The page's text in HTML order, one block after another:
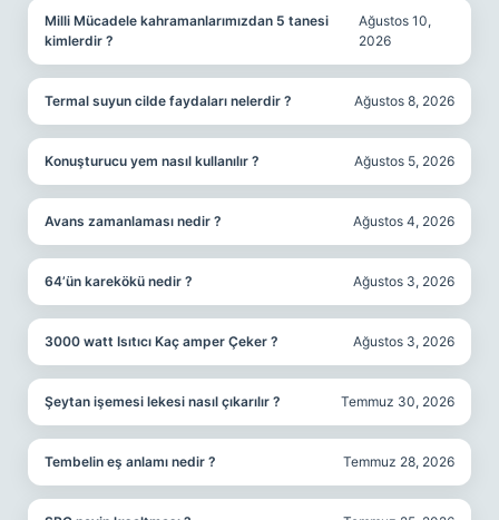
Milli Mücadele kahramanlarımızdan 5 tanesi
kimlerdir ?
Ağustos 10,
2026
Termal suyun cilde faydaları nelerdir ? Ağustos 8, 2026
Konuşturucu yem nasıl kullanılır ? Ağustos 5, 2026
Avans zamanlaması nedir ? Ağustos 4, 2026
64’ün karekökü nedir ? Ağustos 3, 2026
3000 watt Isıtıcı Kaç amper Çeker ? Ağustos 3, 2026
Şeytan işemesi lekesi nasıl çıkarılır ? Temmuz 30, 2026
Tembelin eş anlamı nedir ? Temmuz 28, 2026